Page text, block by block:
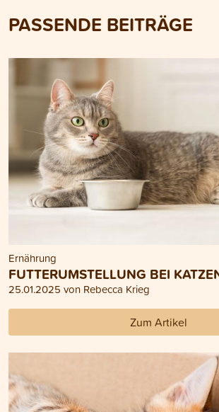
PASSENDE BEITRÄGE
Ernährung
FUTTERUMSTELLUNG BEI
25.01.2025 von Rebecca Krieg
Zum Artikel